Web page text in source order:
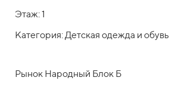
Этаж: 1
Категория: Детская одежда и обувь
Рынок Народный Блок Б